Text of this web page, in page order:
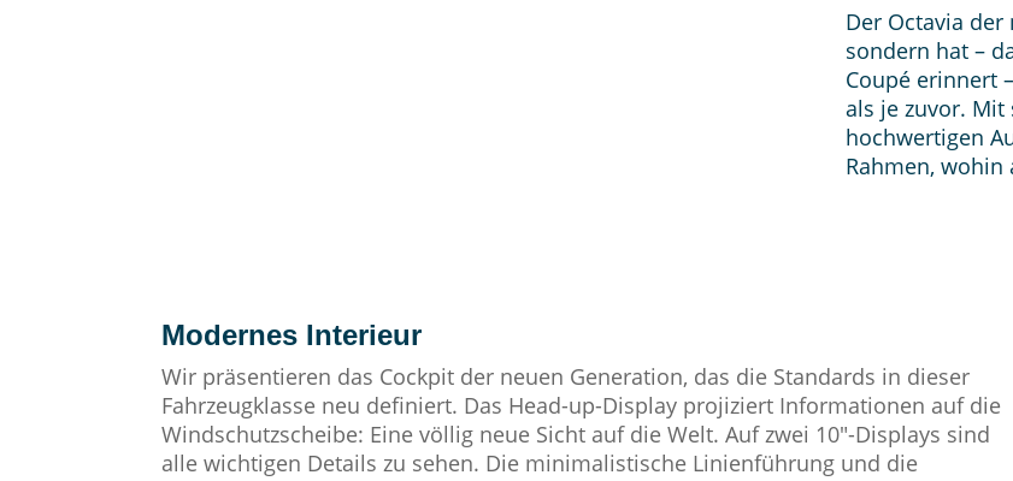
Der Octavia
sondern hat –
Coupé erinnert
als je zuvor. Mit
hochwertigen
Rahmen,
Modernes Interieur
Wir präsentieren das Cockpit der neuen Generation, das die Standards in dieser
Fahrzeugklasse neu definiert. Das Head-up-Display projiziert Informationen auf die
Windschutzscheibe: Eine völlig neue Sicht auf die Welt. Auf zwei 10″-Displays sind
alle wichtigen Details zu sehen. Die minimalistische Linienführung und die